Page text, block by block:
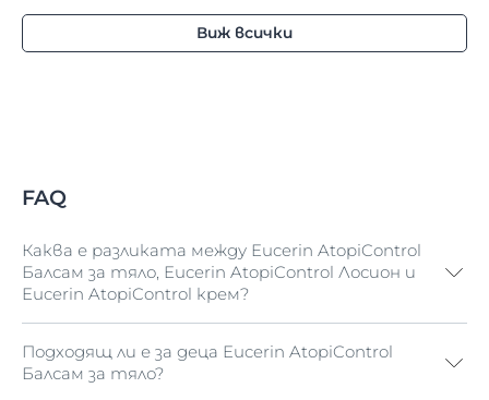
Виж всички
FAQ
Каква е разликата между Eucerin AtopiControl
Балсам за тяло, Eucerin AtopiControl Лосион и
Eucerin AtopiControl крем?
Балсамът и лосионът са идеални за употреба
върху атопична кожа по цялото тяло. И двата
Подходящ ли е за деца Eucerin AtopiControl
Балсам за тяло?